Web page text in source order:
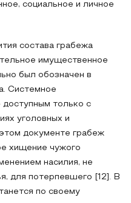
социальное и личное
состава грабежа
имущественное
был обозначен в
Системное
доступным только с
уголовных и
документе грабеж
хищение чужого
насилия, не
для потерпевшего [12]. В
по своему